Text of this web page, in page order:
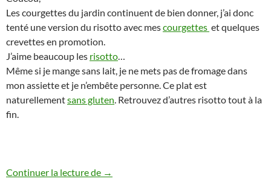
Les courgettes du jardin continuent de bien donner, j’ai donc
tenté une version du risotto avec mescourgettes et quelques
crevettes en promotion.
J’aime beaucoup les risotto…
Même si je mange sans lait, je ne mets pas de fromage dans
mon assiette et je n’embête personne. Ce plat est
naturellementsans gluten. Retrouvez d’autres risotto tout à la
fin.
Continuer la lecture de Risotto aux courgettes et crevettes au
→